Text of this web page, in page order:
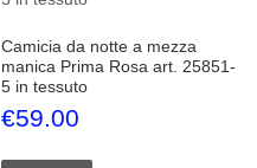
Camicia da notte a mezza
manica Prima Rosa art. 25851-
5 in tessuto
€59.00